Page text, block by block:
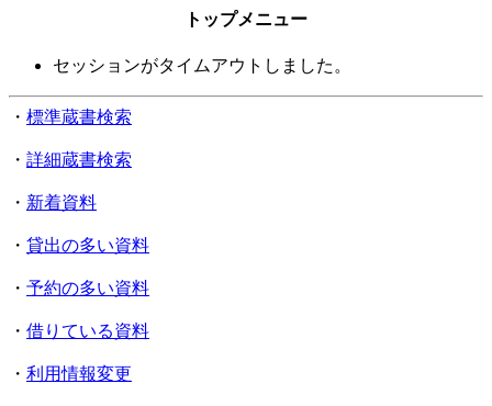
トップメニュー
セッションがタイムアウトしました。
・ 標準蔵書検索
・ 詳細蔵書検索
・ 新着資料
・ 貸出の多い資料
・ 予約の多い資料
・ 借りている資料
・ 利用情報変更